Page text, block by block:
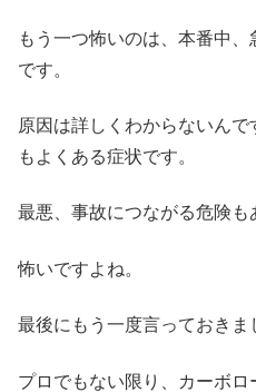
もう一つ怖いのは、本番中
です。
原因は詳しくわからないん
もよくある症状です。
最悪、事故につながる危険も
怖いですよね。
最後にもう一度言っておきま
プロでもない限り、カーボ